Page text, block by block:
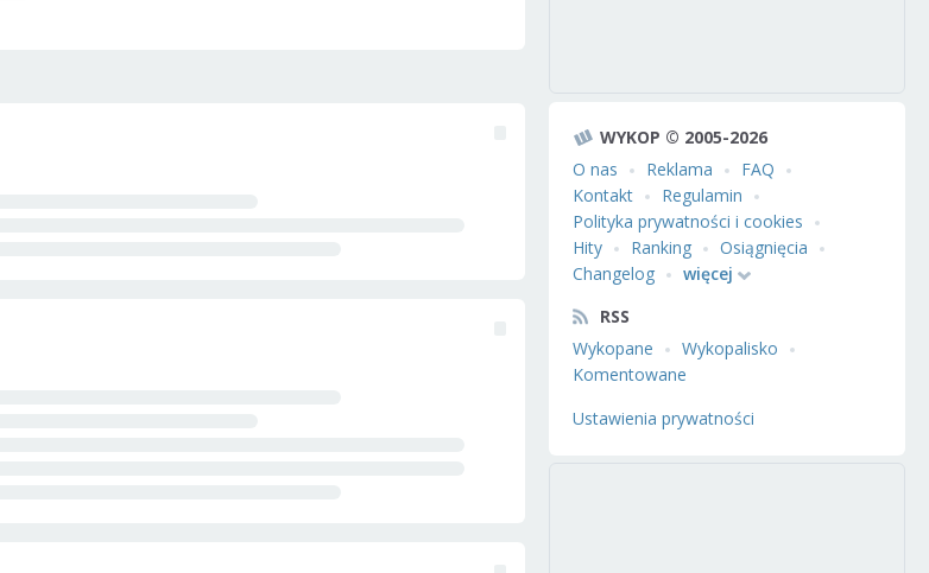
WYKOP © 2005-2026
O nas
Reklama
FAQ
Kontakt
Regulamin
Polityka prywatności i cookies
Hity
Ranking
Osiągnięcia
Changelog
więcej
RSS
Wykopane
Wykopalisko
Komentowane
Ustawienia prywatności